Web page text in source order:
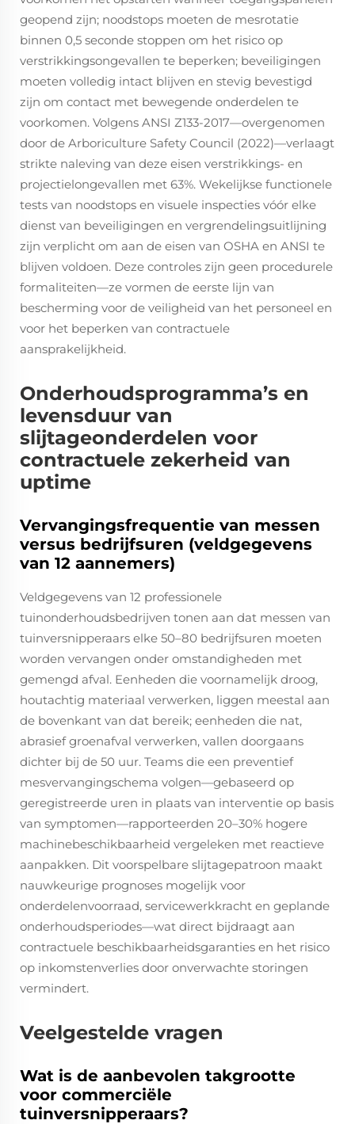
geopend zijn; noodstops moeten de mesrotatie
binnen 0,5 seconde stoppen om het risico op
verstrikkingsongevallen te beperken; beveiligingen
moeten volledig intact blijven en stevig bevestigd
zijn om contact met bewegende onderdelen te
voorkomen. Volgens ANSI Z133-2017—overgenomen
door de Arboriculture Safety Council (2022)—verlaagt
strikte naleving van deze eisen verstrikkings- en
projectielongevallen met 63%. Wekelijkse functionele
tests van noodstops en visuele inspecties vóór elke
dienst van beveiligingen en vergrendelingsuitlijning
zijn verplicht om aan de eisen van OSHA en ANSI te
blijven voldoen. Deze controles zijn geen procedurele
formaliteiten—ze vormen de eerste lijn van
bescherming voor de veiligheid van het personeel en
voor het beperken van contractuele
aansprakelijkheid.
Onderhoudsprogramma’s en
levensduur van
slijtageonderdelen voor
contractuele zekerheid van
uptime
Vervangingsfrequentie van messen
versus bedrijfsuren (veldgegevens
van 12 aannemers)
Veldgegevens van 12 professionele
tuinonderhoudsbedrijven tonen aan dat messen van
tuinversnipperaars elke 50–80 bedrijfsuren moeten
worden vervangen onder omstandigheden met
gemengd afval. Eenheden die voornamelijk droog,
houtachtig materiaal verwerken, liggen meestal aan
de bovenkant van dat bereik; eenheden die nat,
abrasief groenafval verwerken, vallen doorgaans
dichter bij de 50 uur. Teams die een preventief
mesvervangingschema volgen—gebaseerd op
geregistreerde uren in plaats van interventie op basis
van symptomen—rapporteerden 20–30% hogere
machinebeschikbaarheid vergeleken met reactieve
aanpakken. Dit voorspelbare slijtagepatroon maakt
nauwkeurige prognoses mogelijk voor
onderdelenvoorraad, servicewerkkracht en geplande
onderhoudsperiodes—wat direct bijdraagt aan
contractuele beschikbaarheidsgaranties en het risico
op inkomstenverlies door onverwachte storingen
vermindert.
Veelgestelde vragen
Wat is de aanbevolen takgrootte
voor commerciële
tuinversnipperaars?